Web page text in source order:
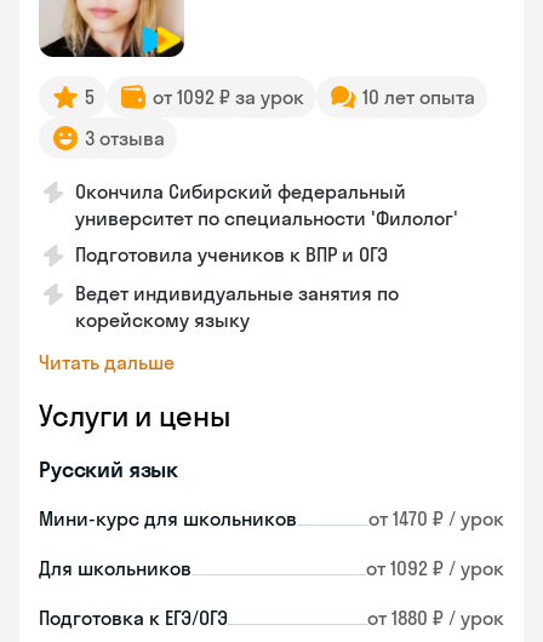
5 от 1092 ₽ за урок
10 лет опыта
3 отзыва
Окончила Сибирский федеральный
университет по специальности 'Филолог'
Подготовила учеников к ВПР и ОГЭ
Ведет индивидуальные занятия по
корейскому языку
Читать дальше
Услуги и цены
Русский язык
Мини-курс для школьников от 1470 ₽ / урок
Для школьников от 1092 ₽ / урок
Подготовка к ЕГЭ/ОГЭ от 1880 ₽ / урок